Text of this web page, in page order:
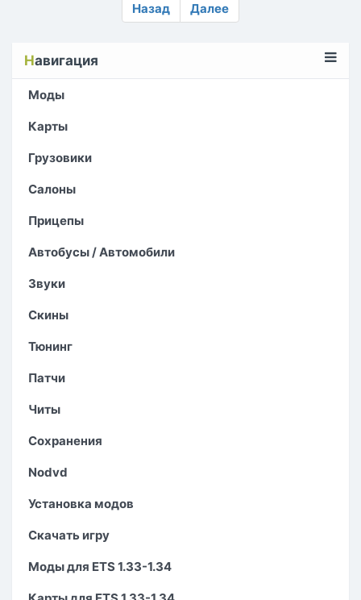
Назад Далее
Навигация
Моды
Карты
Грузовики
Салоны
Прицепы
Автобусы / Автомобили
Звуки
Скины
Тюнинг
Патчи
Читы
Сохранения
Nodvd
Установка модов
Скачать игру
Моды для ETS 1.33-1.34